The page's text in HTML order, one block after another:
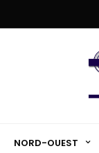
NORD-OUEST